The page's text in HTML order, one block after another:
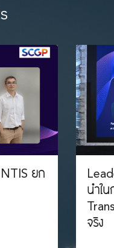
ยก
นำใ
จริง